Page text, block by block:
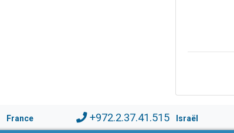
France +972.2.37.41.515 Israël